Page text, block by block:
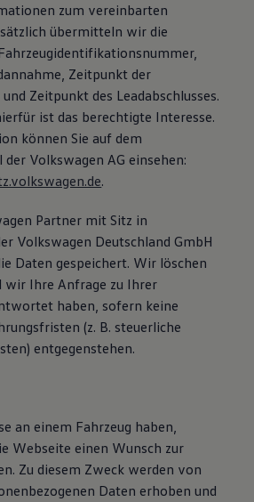
zum vereinbarten
übermitteln wir die
Zeitpunkt der
Zeitpunkt des Leadabschlusses.
ist das berechtigte Interesse.
können Sie auf dem
Volkswagen AG einsehen:
.
Partner mit Sitz in
Volkswagen Deutschland GmbH
Daten gespeichert. Wir löschen
wir Ihre Anfrage zu Ihrer
haben, sofern keine
(z. B. steuerliche
entgegenstehen.
an einem Fahrzeug haben,
Webseite einen Wunsch zur
Zu diesem Zweck werden von
Daten erhoben und